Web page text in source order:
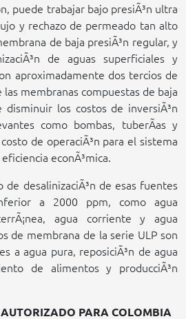
puede trabajar bajo presiÃ³n ultra
y rechazo de permeado tan alto
de baja presiÃ³n regular, y
de aguas superficiales y
aproximadamente dos tercios de
membranas compuestas de baja
disminuir los costos de inversiÃ³n
como bombas, tuberÃ­as y
de operaciÃ³n para el sistema
econÃ³mica.
desalinizaciÃ³n de esas fuentes
a 2000 ppm, como agua
agua corriente y agua
de membrana de la serie ULP son
a agua pura, reposiciÃ³n de agua
de alimentos y producciÃ³n
PARA COLOMBIA